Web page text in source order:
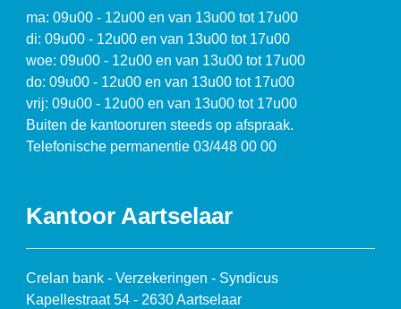
ma: 09u00 - 12u00 en van 13u00 tot 17u00
di: 09u00 - 12u00 en van 13u00 tot 17u00
woe: 09u00 - 12u00 en van 13u00 tot 17u00
do: 09u00 - 12u00 en van 13u00 tot 17u00
vrij: 09u00 - 12u00 en van 13u00 tot 17u00
Buiten de kantooruren steeds op afspraak.
Telefonische permanentie 03/448 00 00
Kantoor Aartselaar
Crelan bank - Verzekeringen - Syndicus
Kapellestraat 54 - 2630 Aartselaar